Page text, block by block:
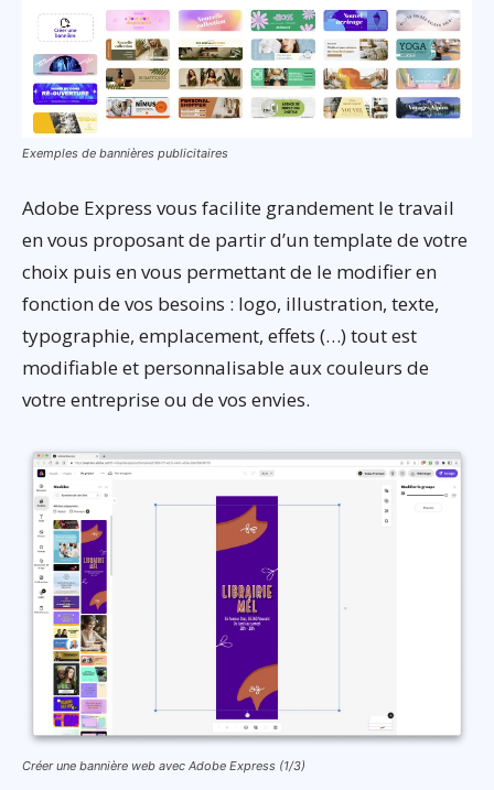
Exemples de bannières publicitaires
Adobe Express vous facilite grandement le travail
en vous proposant de partir d’un template de votre
choix puis en vous permettant de le modifier en
fonction de vos besoins : logo, illustration, texte,
typographie, emplacement, effets (…) tout est
modifiable et personnalisable aux couleurs de
votre entreprise ou de vos envies.
Créer une bannière web avec Adobe Express (1/3)